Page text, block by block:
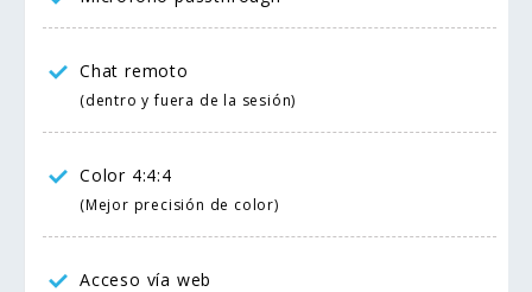
Chat remoto
(dentro y fuera de la sesión)
Color 4:4:4
(Mejor precisión de color)
Acceso vía web